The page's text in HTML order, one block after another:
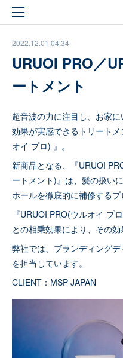
2022.12.01 04:34
URUOI PRO／
ートメント
超音波の力に注目し、お家
効果が実感できるトリート
オイ プロ) 』。
新商品となる、『URUOI
ートメント)』は、髪の扱い
ホールを徹底的に補修するプ
『URUOI PRO(ウルオイ プ
との相乗効果により、その効
弊社では、ブランディング
を担当しています。
CLIENT：MSP JAPAN